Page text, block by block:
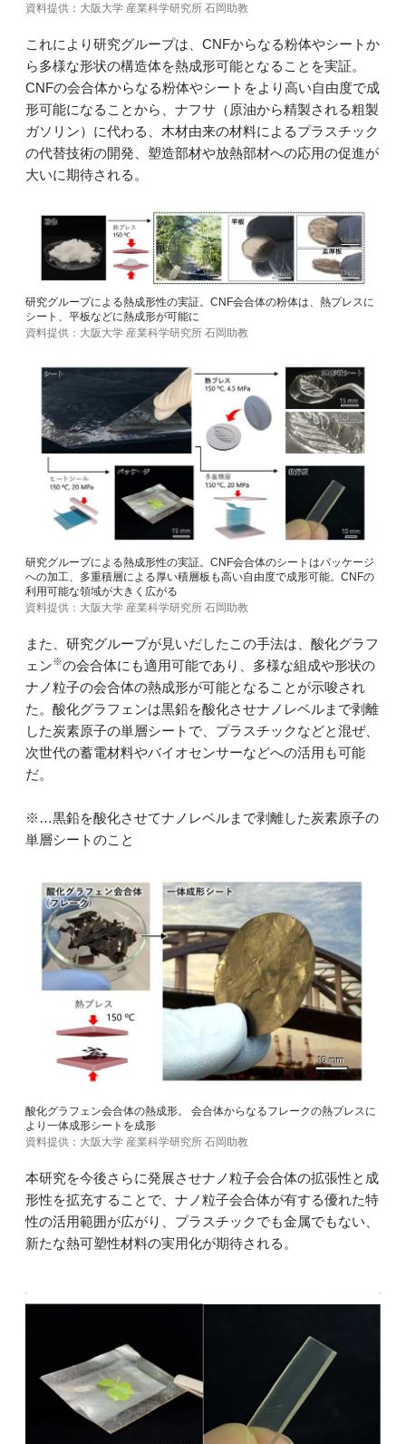
資料提供：大阪大学 産業科学研究所 石岡助教
これにより研究グループは、CNFからなる粉体やシートか
ら多様な形状の構造体を熱成形可能となることを実証。
CNFの会合体からなる粉体やシートをより高い自由度で成
形可能になることから、ナフサ（原油から精製される粗製
ガソリン）に代わる、木材由来の材料によるプラスチック
の代替技術の開発、塑造部材や放熱部材への応用の促進が
大いに期待される。
研究グループによる熱成形性の実証。CNF会合体の粉体は、熱プレスに
シート、平板などに熱成形が可能に
資料提供：大阪大学 産業科学研究所 石岡助教
研究グループによる熱成形性の実証。CNF会合体のシートはパッケージ
への加工、多重積層による厚い積層板も高い自由度で成形可能。CNFの
利用可能な領域が大きく広がる
資料提供：大阪大学 産業科学研究所 石岡助教
また、研究グループが見いだしたこの手法は、酸化グラフ
ェン※の会合体にも適用可能であり、多様な組成や形状の
ナノ粒子の会合体の熱成形が可能となることが示唆され
た。酸化グラフェンは黒鉛を酸化させナノレベルまで剥離
した炭素原子の単層シートで、プラスチックなどと混ぜ、
次世代の蓄電材料やバイオセンサーなどへの活用も可能
だ。
※…黒鉛を酸化させてナノレベルまで剥離した炭素原子の
単層シートのこと
酸化グラフェン会合体の熱成形。 会合体からなるフレークの熱プレスに
より一体成形シートを成形
資料提供：大阪大学 産業科学研究所 石岡助教
本研究を今後さらに発展させナノ粒子会合体の拡張性と成
形性を拡充することで、ナノ粒子会合体が有する優れた特
性の活用範囲が広がり、プラスチックでも金属でもない、
新たな熱可塑性材料の実用化が期待される。